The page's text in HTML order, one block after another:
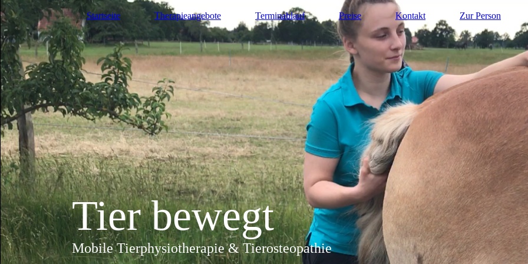
Startseite Therapieangebote Terminablauf Preise Kontakt Zur Person
Tierbewegt
Mobile Tierphysiotherapie & Tierosteopathie